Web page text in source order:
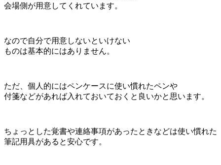
会場側が用意してくれています。
なので自分で用意しないといけない
ものは基本的にはありません。
ただ、個人的にはペンケースに使い慣れたペンや
付箋などがあれば入れておいておくと良いかと思います。
ちょっとした覚書や連絡事項があったときなどは使い慣れた
筆記用具があると安心です。